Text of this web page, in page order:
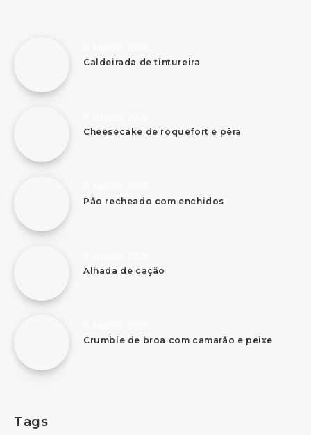
Caldeirada de tintureira
Cheesecake de roquefort e pêra
Pão recheado com enchidos
Alhada de cação
Crumble de broa com camarão e peixe
Tags